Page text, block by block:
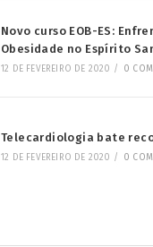
Novo curso EOB-ES:
Obesidade no Espírito
12 DE FEVEREIRO DE 2020 / 0
Telecardiologia bate
12 DE FEVEREIRO DE 2020 / 0